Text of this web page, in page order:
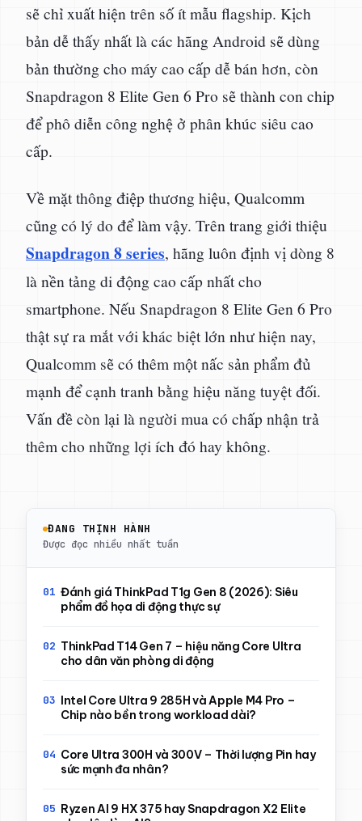
sẽ chỉ xuất hiện trên số ít mẫu flagship. Kịch
bản dễ thấy nhất là các hãng Android sẽ dùng
bản thường cho máy cao cấp dễ bán hơn, còn
Snapdragon 8 Elite Gen 6 Pro sẽ thành con chip
để phô diễn công nghệ ở phân khúc siêu cao
cấp.
Về mặt thông điệp thương hiệu, Qualcomm
cũng có lý do để làm vậy. Trên trang giới thiệu
Snapdragon 8 series, hãng luôn định vị dòng 8
là nền tảng di động cao cấp nhất cho
smartphone. Nếu Snapdragon 8 Elite Gen 6 Pro
thật sự ra mắt với khác biệt lớn như hiện nay,
Qualcomm sẽ có thêm một nấc sản phẩm đủ
mạnh để cạnh tranh bằng hiệu năng tuyệt đối.
Vấn đề còn lại là người mua có chấp nhận trả
thêm cho những lợi ích đó hay không.
ĐANG THỊNH HÀNH
Được đọc nhiều nhất tuần
Đánh giá ThinkPad T1g Gen 8 (2026): Siêu
phẩm đồ họa di động thực sự
ThinkPad T14 Gen 7 – hiệu năng Core Ultra
cho dân văn phòng di động
Intel Core Ultra 9 285H và Apple M4 Pro –
Chip nào bền trong workload dài?
Core Ultra 300H và 300V – Thời lượng Pin hay
sức mạnh đa nhân?
Ryzen AI 9 HX 375 hay Snapdragon X2 Elite